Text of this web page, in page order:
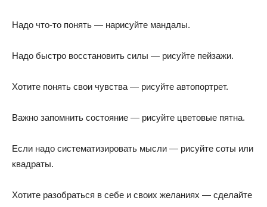
Надо что-то понять — нарисуйте мандалы.
Надо быстро восстановить силы — рисуйте пейзажи.
Хотите понять свои чувства — рисуйте автопортрет.
Важно запомнить состояние — рисуйте цветовые пятна.
Если надо систематизировать мысли — рисуйте соты или
квадраты.
Хотите разобраться в себе и своих желаниях — сделайте